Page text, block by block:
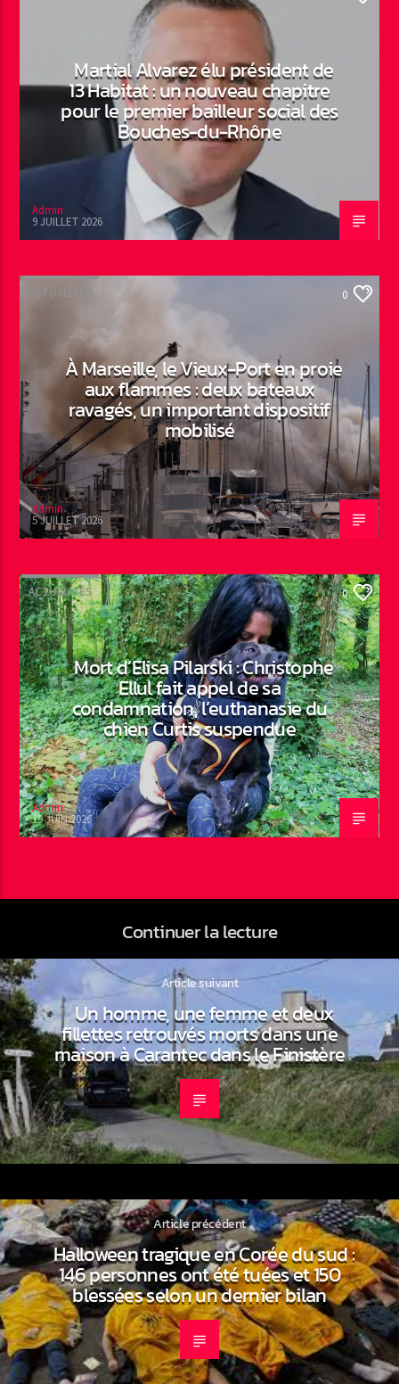
Martial Alvarez élu président de
13 Habitat : un nouveau chapitre
pour le premier bailleur social des
Bouches-du-Rhône
Admin
9 JUILLET 2026
ACTUALITÉS 0
À Marseille, le Vieux-Port en proie
aux flammes : deux bateaux
ravagés, un important dispositif
mobilisé
Admin
5 JUILLET 2026
ACTUALITÉS 0
Mort d’Elisa Pilarski : Christophe
Ellul fait appel de sa
condamnation, l’euthanasie du
chien Curtis suspendue
Admin
19 JUIN 2026
Continuer la lecture
Article suivant
Un homme, une femme et deux
fillettes retrouvés morts dans une
maison à Carantec dans le Finistère
Article précédent
Halloween tragique en Corée du sud :
146 personnes ont été tuées et 150
blessées selon un dernier bilan